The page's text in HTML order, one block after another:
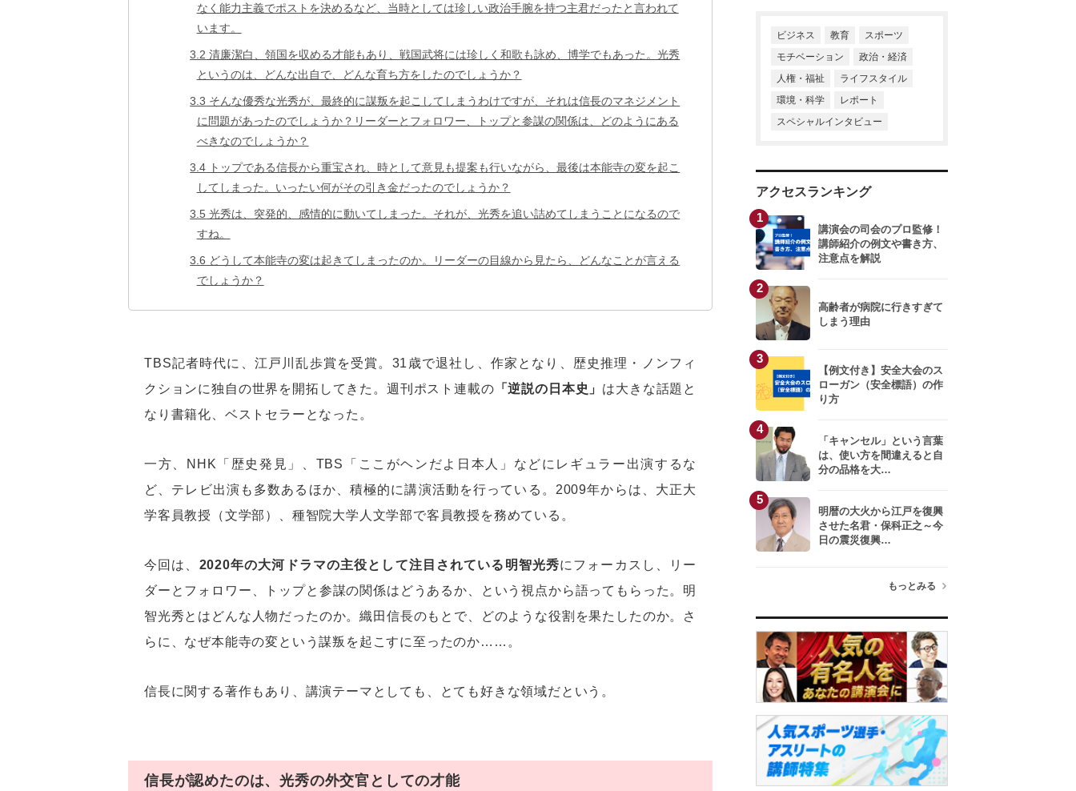
なく能力主義でポストを決めるなど、当時としては珍しい政治手腕を持つ主君だったと言われて
います。
3.2 清廉潔白、領国を収める才能もあり、戦国武将には珍しく和歌も詠め、博学でもあった。光秀
というのは、どんな出自で、どんな育ち方をしたのでしょうか？
3.3 そんな優秀な光秀が、最終的に謀叛を起こしてしまうわけですが、それは信長のマネジメント
に問題があったのでしょうか？リーダーとフォロワー、トップと参謀の関係は、どのようにある
べきなのでしょうか？
3.4 トップである信長から重宝され、時として意見も提案も行いながら、最後は本能寺の変を起こ
してしまった。いったい何がその引き金だったのでしょうか？
3.5 光秀は、突発的、感情的に動いてしまった。それが、光秀を追い詰めてしまうことになるので
すね。
3.6 どうして本能寺の変は起きてしまったのか。リーダーの目線から見たら、どんなことが言える
でしょうか？
TBS記者時代に、江戸川乱歩賞を受賞。31歳で退社し、作家となり、歴史推理・ノンフィ
クションに独自の世界を開拓してきた。週刊ポスト連載の 「逆説の日本史」 は大きな話題と
なり書籍化、ベストセラーとなった。
一方、NHK「歴史発見」、TBS「ここがヘンだよ日本人」などにレギュラー出演するな
ど、テレビ出演も多数あるほか、積極的に講演活動を行っている。2009年からは、大正大
学客員教授（文学部）、種智院大学人文学部で客員教授を務めている。
今回は、 2020年の大河ドラマの主役として注目されている明智光秀にフォーカスし、リー
ダーとフォロワー、トップと参謀の関係はどうあるか、という視点から語ってもらった。明
智光秀とはどんな人物だったのか。織田信長のもとで、どのような役割を果たしたのか。さ
らに、なぜ本能寺の変という謀叛を起こすに至ったのか……。
信長に関する著作もあり、講演テーマとしても、とても好きな領域だという。
信長が認めたのは、光秀の外交官としての才能
ビジネス 教育
スポーツ
モチベーション
政治・経済
人権・福祉
ライフスタイル
環境・科学
レポート
スペシャルインタビュー
アクセスランキング
1
講演会の司会のプロ監修！
講師紹介の例文や書き方、
注意点を解説
2
高齢者が病院に行きすぎて
しまう理由
3
【例文付き】安全大会のス
ローガン（安全標語）の作
り方
4
「キャンセル」という言葉
は、使い方を間違えると自
分の品格を大…
5
明暦の大火から江戸を復興
させた名君・保科正之～今
日の震災復興…
もっとみる